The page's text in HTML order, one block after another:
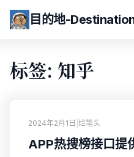
目的地-
标签: 知乎
2024年2月1日 烂笔头
APP热搜榜接口提